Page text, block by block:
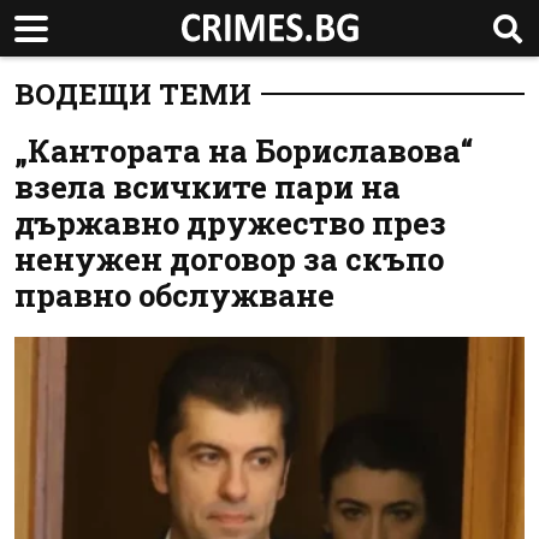
ВОДЕЩИ ТЕМИ
„Кантората на Бориславова“
взела всичките пари на
държавно дружество през
ненужен договор за скъпо
правно обслужване